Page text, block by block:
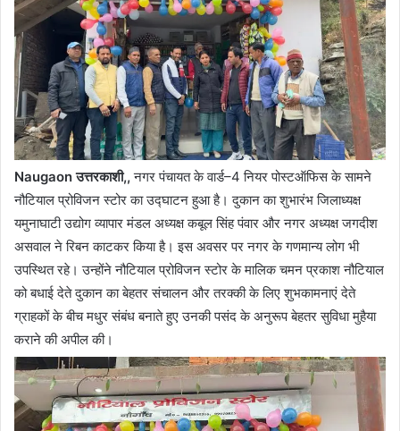
Naugaon उत्तरकाशी,, नगर पंचायत के वार्ड–4 नियर पोस्टऑफिस के सामने
नौटियाल प्रोविजन स्टोर का उद्घाटन हुआ है। दुकान का शुभारंभ जिलाध्यक्ष
यमुनाघाटी उद्योग व्यापार मंडल अध्यक्ष कबूल सिंह पंवार और नगर अध्यक्ष जगदीश
असवाल ने रिबन काटकर किया है। इस अवसर पर नगर के गणमान्य लोग भी
उपस्थित रहे। उन्होंने नौटियाल प्रोविजन स्टोर के मालिक चमन प्रकाश नौटियाल
को बधाई देते दुकान का बेहतर संचालन और तरक्की के लिए शुभकामनाएं देते
ग्राहकों के बीच मधुर संबंध बनाते हुए उनकी पसंद के अनुरूप बेहतर सुविधा मुहैया
कराने की अपील की।